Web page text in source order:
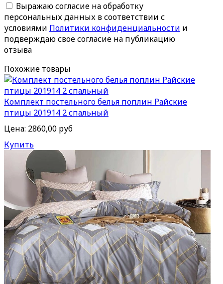
Выражаю согласие на обработку
персональных данных в соответствии с
условиями Политики конфиденциальности и
подверждаю свое согласие на публикацию
отзыва
Похожие товары
Комплект постельного белья поплин Райские
птицы 201914 2 спальный
Цена: 2860,00 руб
Купить